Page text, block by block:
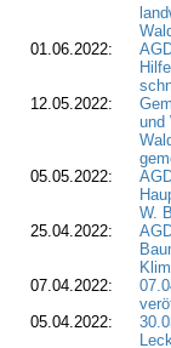
01.06.2022:
12.05.2022:
und
05.05.2022:
W.
25.04.2022:
07.04.2022:
05.04.2022: